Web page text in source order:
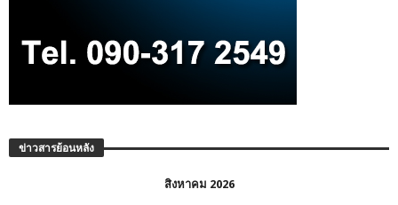
ข่าวสารย้อนหลัง
สิงหาคม 2026